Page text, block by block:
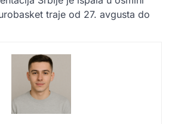
traje od 27. avgusta do